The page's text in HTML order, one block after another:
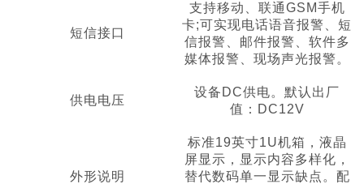
短信接口
支持移动、联通GSM手机
卡;可实现电话语音报警、短
信报警、邮件报警、软件多
媒体报警、现场声光报警。
供电电压
设备DC供电。默认出厂
值：DC12V
外形说明
标准19英寸1U机箱，液晶
屏显示，显示内容多样化，
替代数码单一显示缺点。配